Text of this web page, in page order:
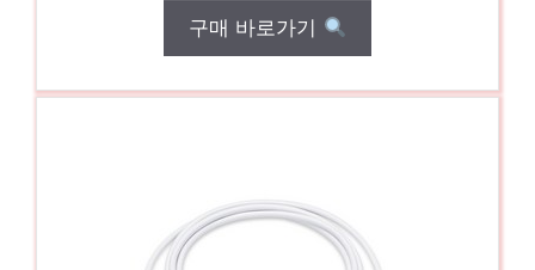
구매 바로가기